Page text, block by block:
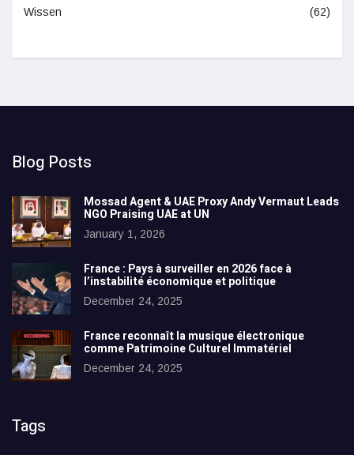
Wissen (62)
Blog Posts
Mossad Agent & UAE Proxy Andy Vermaut Leads
NGO Praising UAE at UN
January 1, 2026
France : Pays à surveiller en 2026 face à
l’instabilité économique et politique
December 24, 2025
France reconnaît la musique électronique
comme Patrimoine Culturel Immatériel
December 24, 2025
Tags